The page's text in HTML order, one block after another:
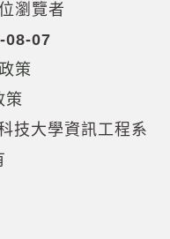
位瀏覽者
08-07
策
策
技大學資訊工程系